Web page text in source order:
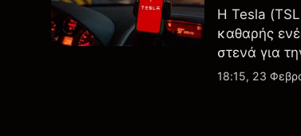
Η Tesla
καθαρής
στενά για
εξελίξεις
18:15, 23